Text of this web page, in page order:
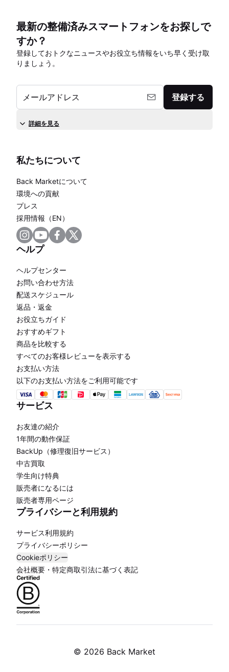
最新の整備済みスマートフォンをお探しで
すか？
登録しておトクなニュースやお役立ち情報をいち早く受け取
りましょう。
メールアドレス 登録する
詳細を見る
私たちについて
Back Marketについて
環境への貢献
プレス
採用情報（EN）
ヘルプ
ヘルプセンター
お問い合わせ方法
配送スケジュール
返品・返金
お役立ちガイド
おすすめギフト
商品を比較する
すべてのお客様レビューを表示する
お支払い方法
以下のお支払い方法をご利用可能です
サービス
お友達の紹介
1年間の動作保証
BackUp（修理復旧サービス）
中古買取
学生向け特典
販売者になるには
販売者専用ページ
プライバシーと利用規約
サービス利用規約
プライバシーポリシー
Cookieポリシー
会社概要・特定商取引法に基づく表記
© 2026 Back Market